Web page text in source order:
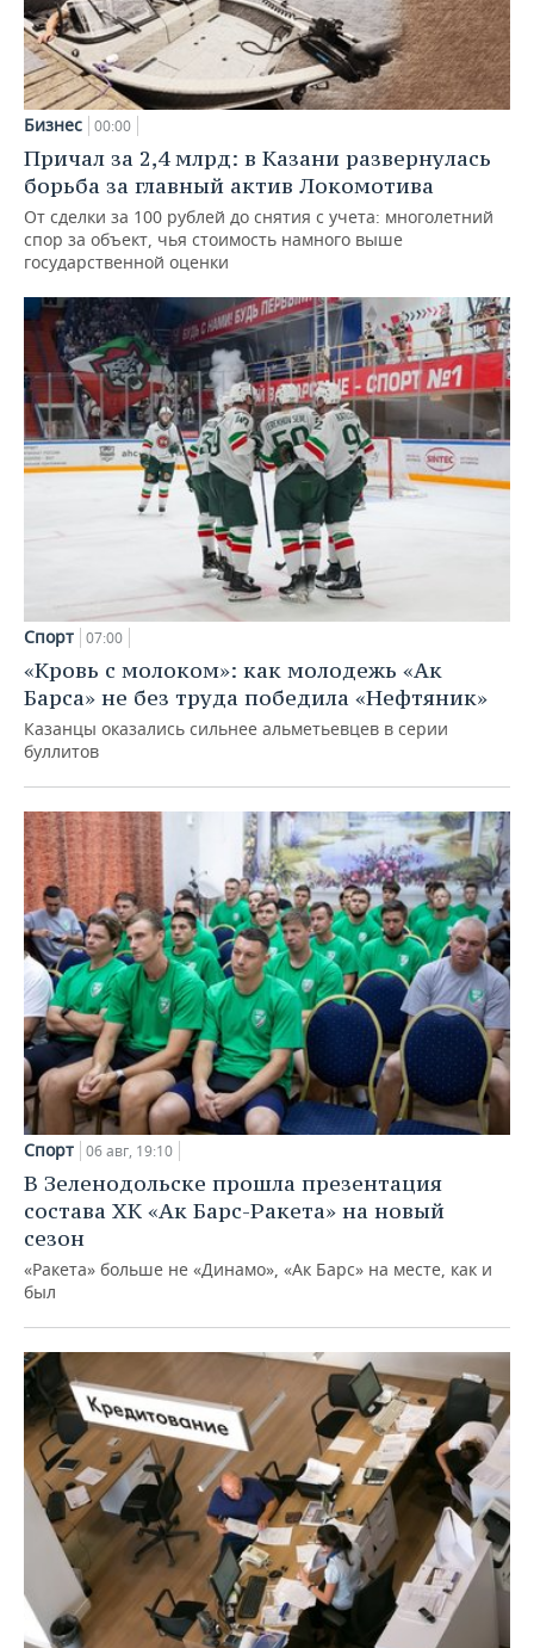
Бизнес 00:00
Причал за 2,4 млрд: в Казани развернулась
борьба за главный актив Локомотива
От сделки за 100 рублей до снятия с учета: многолетний
спор за объект, чья стоимость намного выше
государственной оценки
Спорт 07:00
«Кровь с молоком»: как молодежь «Ак
Барса» не без труда победила «Нефтяник»
Казанцы оказались сильнее альметьевцев в серии
буллитов
Спорт 06 авг, 19:10
В Зеленодольске прошла презентация
состава ХК «Ак Барс-Ракета» на новый
сезон
«Ракета» больше не «Динамо», «Ак Барс» на месте, как и
был